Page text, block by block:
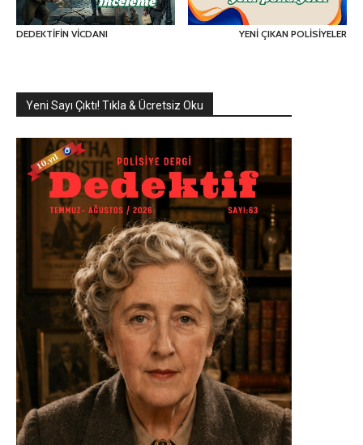
DEDEKTİFİN VİCDANI YENİ ÇIKAN POLİSİYELER
Yeni Sayı Çıktı! Tıkla & Ücretsiz Oku